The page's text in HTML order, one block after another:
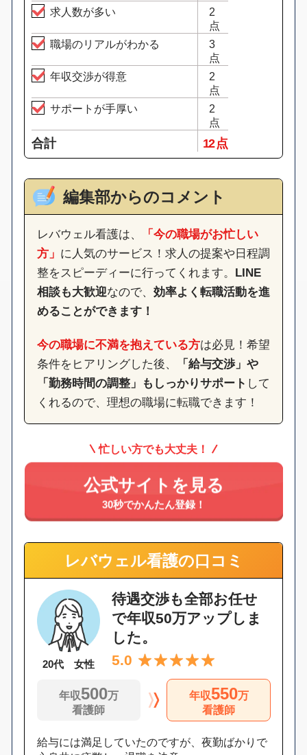
求人数が多い
2
点
職場のリアルがわかる
3
点
年収交渉が得意
2
点
サポートが手厚い
2
点
合計 12 点
編集部からのコメント
レバウェル看護は、
「今の職場がお忙しい
方」 に人気のサービス！求人の提案や日程調
整をスピーディーに行ってくれます。 LINE
相談も大歓迎なので、 効率よく転職活動を進
めることができます！
今の職場に不満を抱えている方は必見！希望
条件をヒアリングした後、
「給与交渉」や
「勤務時間の調整」もしっかりサポート して
くれるので、理想の職場に転職できます！
忙しい方でも大丈夫！
公式サイトを見る
30秒でかんたん登録！
レバウェル看護の口コミ
20代 女性
待遇交渉も全部お任せ
で年収50万アップしま
した。
5.0
年収500万
看護師
年収550万
看護師
給与には満足していたのですが、夜勤ばかりで